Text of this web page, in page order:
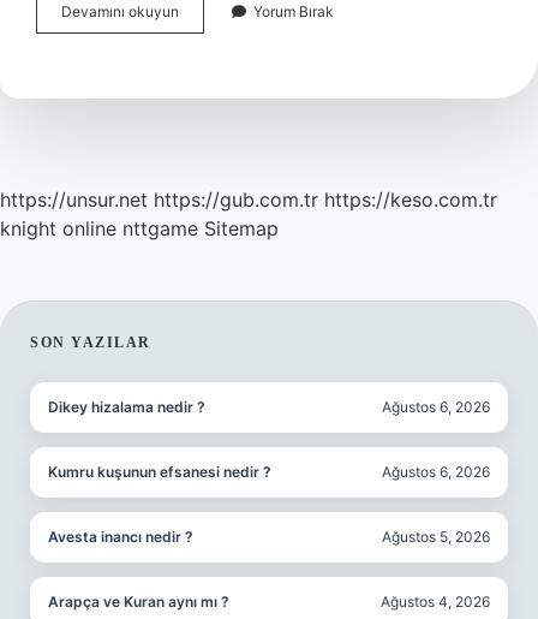
Devamını okuyun Kireçlenme
Ağrısı
Yorum Bırak
https://unsur.net https://gub.com.tr https://keso.com.tr
knight online nttgame Sitemap
SIDEBAR
SON YAZILAR
Dikey hizalama nedir ? Ağustos 6, 2026
Kumru kuşunun efsanesi nedir ? Ağustos 6, 2026
Avesta inancı nedir ? Ağustos 5, 2026
Arapça ve Kuran aynı mı ? Ağustos 4, 2026